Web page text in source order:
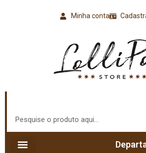
Minha conta